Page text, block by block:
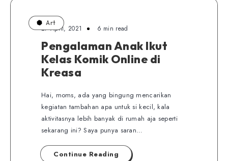
Art
27 April, 2021 6 min read
Pengalaman Anak Ikut
Kelas Komik Online di
Kreasa
Hai, moms, ada yang bingung mencarikan
kegiatan tambahan apa untuk si kecil, kala
aktivitasnya lebih banyak di rumah aja seperti
sekarang ini? Saya punya saran…
Continue Reading